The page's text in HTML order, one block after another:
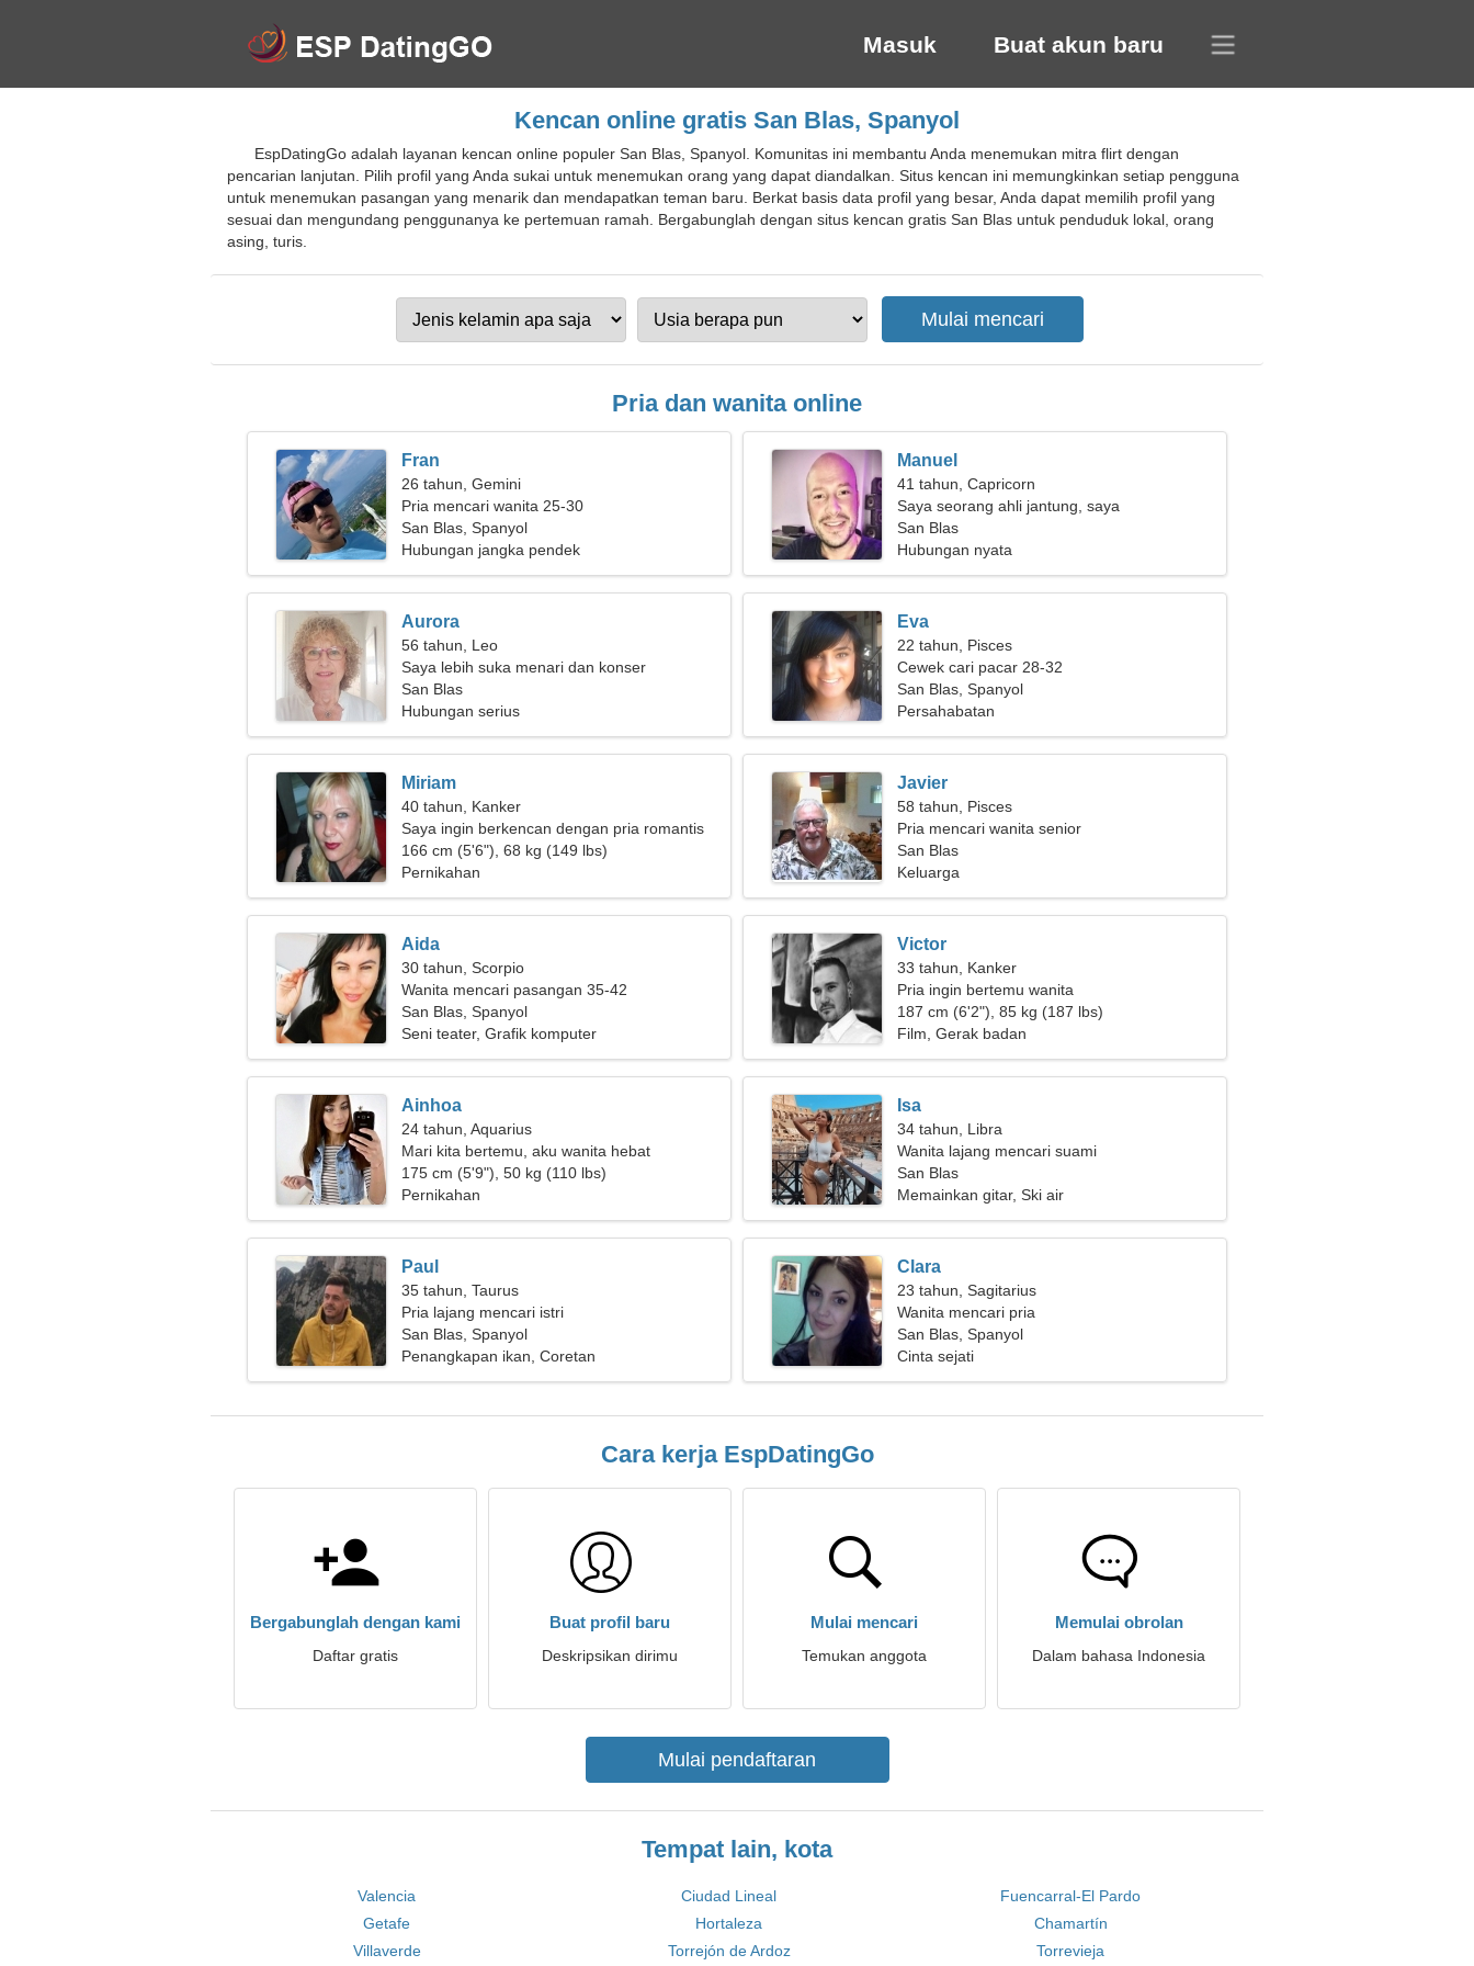
Masuk Buat akun baru
Kencan online gratis San Blas, Spanyol
EspDatingGo adalah layanan kencan online populer San Blas, Spanyol. Komunitas ini membantu Anda menemukan mitra flirt dengan
pencarian lanjutan. Pilih profil yang Anda sukai untuk menemukan orang yang dapat diandalkan. Situs kencan ini memungkinkan setiap pengguna
untuk menemukan pasangan yang menarik dan mendapatkan teman baru. Berkat basis data profil yang besar, Anda dapat memilih profil yang
sesuai dan mengundang penggunanya ke pertemuan ramah. Bergabunglah dengan situs kencan gratis San Blas untuk penduduk lokal, orang
asing, turis.
Pria dan wanita online
Fran
26 tahun, Gemini
Pria mencari wanita 25-30
San Blas, Spanyol
Hubungan jangka pendek
Manuel
41 tahun, Capricorn
Saya seorang ahli jantung, saya
membutuhkan seorang wanita yang
spektakuler
San Blas
Hubungan nyata
Aurora
56 tahun, Leo
Saya lebih suka menari dan konser
San Blas
Hubungan serius
Eva
22 tahun, Pisces
Cewek cari pacar 28-32
San Blas, Spanyol
Persahabatan
Miriam
40 tahun, Kanker
Saya ingin berkencan dengan pria romantis
166 cm (5'6"), 68 kg (149 lbs)
Pernikahan
Javier
58 tahun, Pisces
Pria mencari wanita senior
San Blas
Keluarga
Aida
30 tahun, Scorpio
Wanita mencari pasangan 35-42
San Blas, Spanyol
Seni teater, Grafik komputer
Victor
33 tahun, Kanker
Pria ingin bertemu wanita
187 cm (6'2"), 85 kg (187 lbs)
Film, Gerak badan
Ainhoa
24 tahun, Aquarius
Mari kita bertemu, aku wanita hebat
175 cm (5'9"), 50 kg (110 lbs)
Pernikahan
Isa
34 tahun, Libra
Wanita lajang mencari suami
San Blas
Memainkan gitar, Ski air
Paul
35 tahun, Taurus
Pria lajang mencari istri
San Blas, Spanyol
Penangkapan ikan, Coretan
Clara
23 tahun, Sagitarius
Wanita mencari pria
San Blas, Spanyol
Cinta sejati
Cara kerja EspDatingGo
Bergabunglah dengan kami
Daftar gratis
Buat profil baru
Deskripsikan dirimu
Mulai mencari
Temukan anggota
Memulai obrolan
Dalam bahasa Indonesia
Mulai pendaftaran
Tempat lain, kota
Valencia Ciudad Lineal
Fuencarral-El Pardo
Getafe
Hortaleza
Chamartín
Villaverde
Torrejón de Ardoz Torrevieja